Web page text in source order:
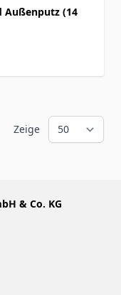
Außenputz (14
Zeige
& Co. KG